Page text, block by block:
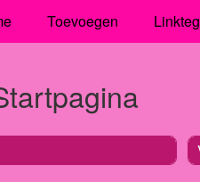
Toevoegen